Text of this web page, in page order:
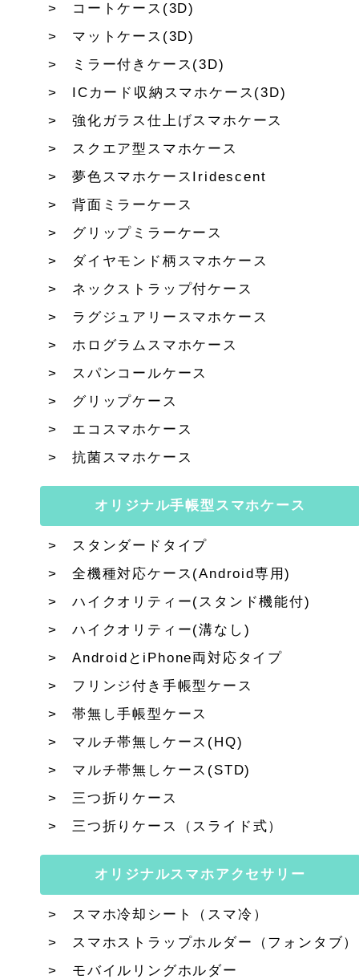
コートケース(3D)
マットケース(3D)
ミラー付きケース(3D)
ICカード収納スマホケース(3D)
強化ガラス仕上げスマホケース
スクエア型スマホケース
夢色スマホケースIridescent
背面ミラーケース
グリップミラーケース
ダイヤモンド柄スマホケース
ネックストラップ付ケース
ラグジュアリースマホケース
ホログラムスマホケース
スパンコールケース
グリップケース
エコスマホケース
抗菌スマホケース
オリジナル手帳型スマホケース
スタンダードタイプ
全機種対応ケース(Android専用)
ハイクオリティー(スタンド機能付)
ハイクオリティー(溝なし)
AndroidとiPhone両対応タイプ
フリンジ付き手帳型ケース
帯無し手帳型ケース
マルチ帯無しケース(HQ)
マルチ帯無しケース(STD)
三つ折りケース
三つ折りケース（スライド式）
オリジナルスマホアクセサリー
スマホ冷却シート（スマ冷）
スマホストラップホルダー（フォンタブ）
モバイルリングホルダー